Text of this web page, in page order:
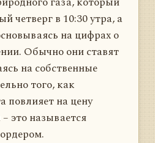
четверг в 10:30 утра, а
на цифрах о
Обычно они ставят
на собственные
того, как
повлияет на цену
это называется